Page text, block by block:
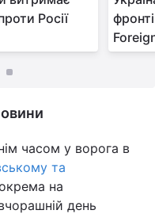
Росії
часом у ворога в
та
на
день